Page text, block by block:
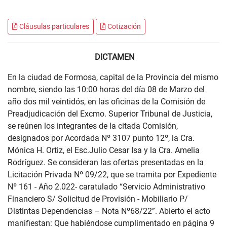
Cláusulas particulares Cotización
DICTAMEN
En la ciudad de Formosa, capital de la Provincia del mismo
nombre, siendo las 10:00 horas del día 08 de Marzo del
año dos mil veintidós, en las oficinas de la Comisión de
Preadjudicación del Excmo. Superior Tribunal de Justicia,
se reúnen los integrantes de la citada Comisión,
designados por Acordada Nº 3107 punto 12º, la Cra.
Mónica H. Ortiz, el Esc.Julio Cesar Isa y la Cra. Amelia
Rodríguez. Se consideran las ofertas presentadas en la
Licitación Privada Nº 09/22, que se tramita por Expediente
Nº 161 - Año 2.022- caratulado “Servicio Administrativo
Financiero S/ Solicitud de Provisión - Mobiliario P/
Distintas Dependencias – Nota Nº68/22”. Abierto el acto
manifiestan: Que habiéndose cumplimentado en página 9